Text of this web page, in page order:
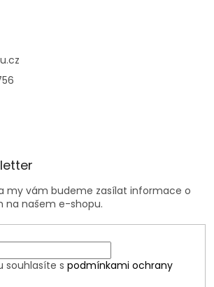
my vám budeme zasílat informace o
na našem e-shopu.
souhlasíte s podmínkami ochrany